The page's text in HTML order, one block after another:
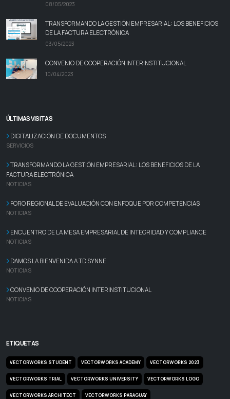
08/05/2023
TRANSFORMANDO LA GESTIÓN EMPRESARIAL: LOS BENEFICIOS
DE LA FACTURA ELECTRÓNICA
03/05/2023
CONVENIO DE COOPERACIÓN INTERINSTITUCIONAL
10/04/2023
ÚLTIMAS VISITAS
DIGITALIZACIÓN DE DOCUMENTOS
SERVICIOS
TRANSFORMANDO LA GESTIÓN EMPRESARIAL: LOS BENEFICIOS DE LA
FACTURA ELECTRÓNICA
NOTICIAS
FORO REGIONAL DE EVALUACIÓN CON ENFOQUE POR COMPETENCIAS
NOTICIAS
ENCUENTRO DE LA MESA EMPRESARIAL DE INTEGRIDAD Y COMPLIANCE
NOTICIAS
DAMOS LA BIENVENIDA A TD SYNNE
NOTICIAS
CONVENIO DE COOPERACIÓN INTERINSTITUCIONAL
NOTICIAS
ETIQUETAS
VECTORWORKS STUDENT VECTORWORKS ACADEMY VECTORWORKS 2023
VECTORWORKS TRIAL VECTORWORKS UNIVERSITY VECTORWORKS LOGO
VECTORWORKS ARCHITECT VECTORWORKS PARAGUAY